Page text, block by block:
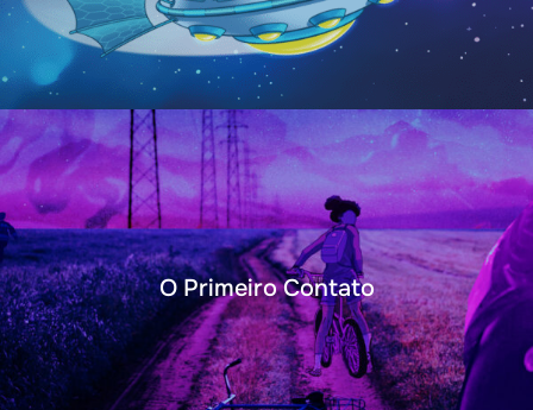
O Primeiro Contato